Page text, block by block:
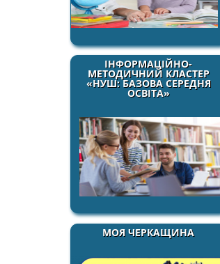
ІНФОРМАЦІЙНО-
МЕТОДИЧНИЙ КЛАСТЕР
«НУШ: БАЗОВА СЕРЕДНЯ
ОСВІТА»
МОЯ ЧЕРКАЩИНА